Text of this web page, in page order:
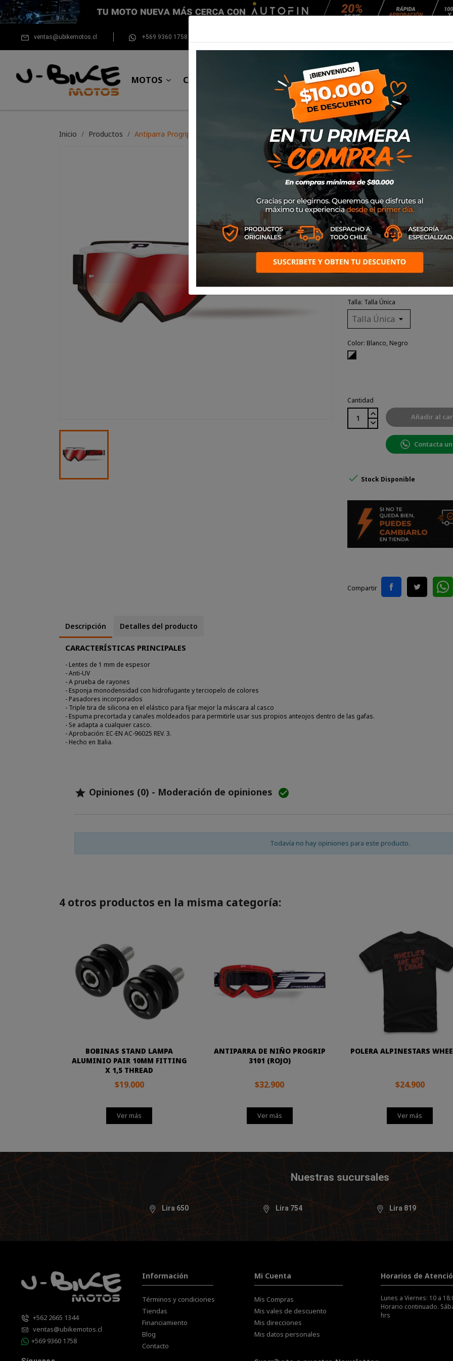
ventas@ubikemotos.cl +569 9360 1758
MOTOS CASCOS EQUIPAMIENTO NEUMÁTICOS MANTENCIÓN
Inicio Productos Antiparra Progrip 3201FL (Blanco/Negro)
Antiparra
SKU3201FL-137
$32.900
Las antiparras Progrip son
mundial. Utilizadas por
otros deportes de motor, es
Talla: Talla Única
Color: Blanco, Negro
Blanco,
Cantidad
Añadir al
Contacta
 Stock Disponible
Compartir
Descripción Detalles del producto
CARACTERÍSTICAS PRINCIPALES
- Lentes de 1 mm de espesor
- Anti-UV
- A prueba de rayones
- Esponja monodensidad con hidrofugante y terciopelo de colores
- Pasadores incorporados
- Triple tira de silicona en el elástico para fijar mejor la máscara al casco
- Espuma precortada y canales moldeados para permitirle usar sus propios anteojos dentro de las gafas.
- Se adapta a cualquier casco.
- Aprobación: EC-EN AC-96025 REV. 3.
- Hecho en Italia.
 Opiniones (0) - Moderación de opiniones 
Todavía no hay opiniones para este producto.
4 otros productos en la misma categoría:
BOBINAS STAND LAMPA
ALUMINIO PAIR 10MM FITTING
X 1,5 THREAD
$19.000
Ver más
ANTIPARRA DE NIÑO PROGRIP
3101 (ROJO)
$32.900
Ver más
POLERA ALPINESTARS
$24.900
Ver más
Nuestras sucursales
Lira 650 Lira 754 Lira 819
+562 2665 1344
ventas@ubikemotos.cl
+569 9360 1758
Información
Términos y condiciones
Tiendas
Financiamiento
Blog
Contacto
Mi Cuenta
Mis Compras
Mis vales de descuento
Mis direcciones
Mis datos personales
Horarios de
Lunes a Viernes: 10 a
Horario continuado.
hrs